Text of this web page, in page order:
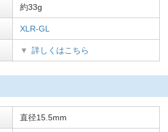
約33g
XLR-GL
詳しくはこちら
直径15.5mm